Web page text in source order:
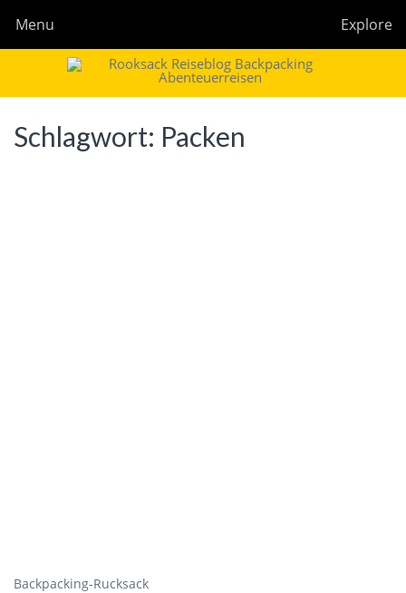
Explore
Menu
Rooksack
Reiseblog für Backpacking in Europa und der Welt
Schlagwort: Packen
Backpacking-Rucksack